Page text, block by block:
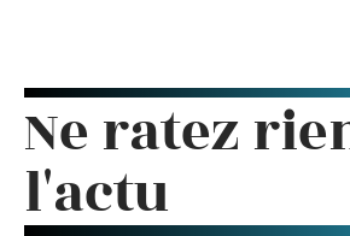
Ne ratez
l'actu